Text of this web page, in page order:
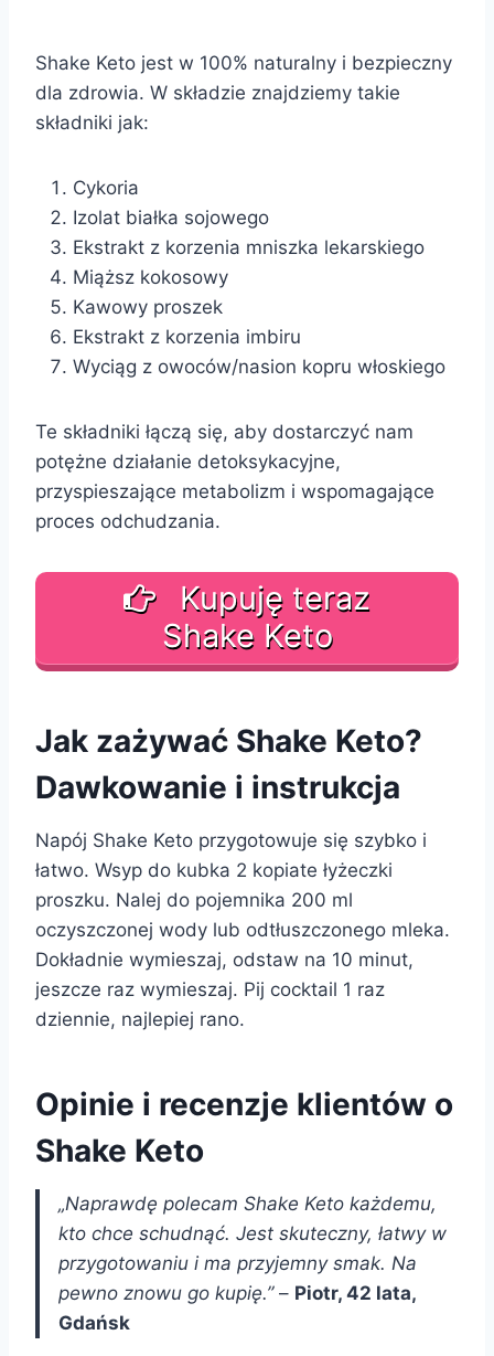
Shake Keto jest w 100% naturalny i bezpieczny
dla zdrowia. W składzie znajdziemy takie
składniki jak:
Cykoria
Izolat białka sojowego
Ekstrakt z korzenia mniszka lekarskiego
Miąższ kokosowy
Kawowy proszek
Ekstrakt z korzenia imbiru
Wyciąg z owoców/nasion kopru włoskiego
Te składniki łączą się, aby dostarczyć nam
potężne działanie detoksykacyjne,
przyspieszające metabolizm i wspomagające
proces odchudzania.
Kupuję teraz
Shake Keto
Jak zażywać Shake Keto?
Dawkowanie i instrukcja
Napój Shake Keto przygotowuje się szybko i
łatwo. Wsyp do kubka 2 kopiate łyżeczki
proszku. Nalej do pojemnika 200 ml
oczyszczonej wody lub odtłuszczonego mleka.
Dokładnie wymieszaj, odstaw na 10 minut,
jeszcze raz wymieszaj. Pij cocktail 1 raz
dziennie, najlepiej rano.
Opinie i recenzje klientów o
Shake Keto
„Naprawdę polecam Shake Keto każdemu,
kto chce schudnąć. Jest skuteczny, łatwy w
przygotowaniu i ma przyjemny smak. Na
pewno znowu go kupię.”– Piotr, 42 lata,
Gdańsk